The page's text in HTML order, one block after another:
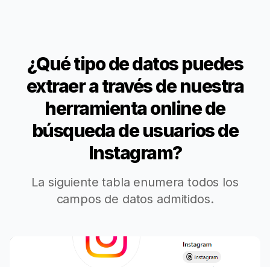
¿Qué tipo de datos puedes
extraer a través de nuestra
herramienta online de
búsqueda de usuarios de
Instagram?
La siguiente tabla enumera todos los
campos de datos admitidos.